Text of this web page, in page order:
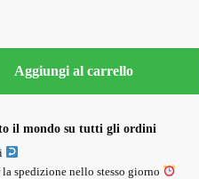
Aggiungi al carrello
il mondo su tutti gli ordini
spedizione nello stesso giorno